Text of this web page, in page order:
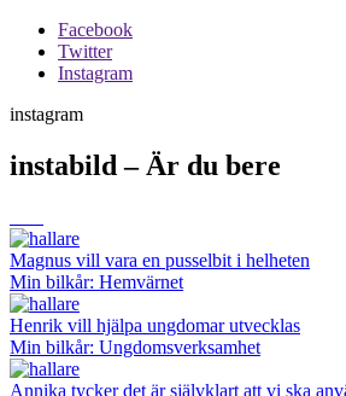
Facebook
Twitter
Instagram
instagram
instabild – Är du bere
Magnus vill vara en pusselbit i helheten
Min bilkår: Hemvärnet
Henrik vill hjälpa ungdomar utvecklas
Min bilkår: Ungdomsverksamhet
Annika tycker det är självklart att vi ska